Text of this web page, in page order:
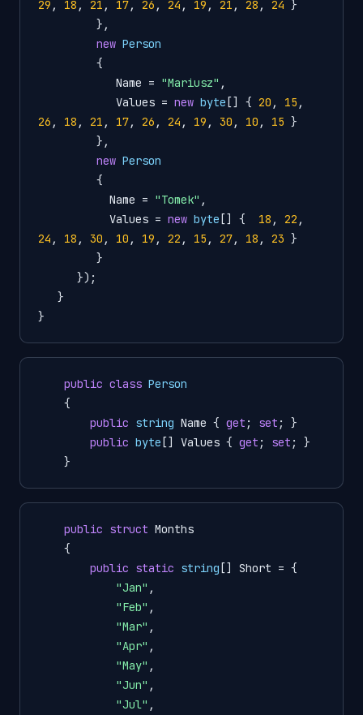
29 , 18 , 21 , 17, 26 , 24 , 19 , 21 , 28 , 24 }
new Person
            Name =
"Mariusz" ,
            Values =
new byte [] { 20 , 15
26 , 18 , 21 , 17, 26 , 24 , 19 , 30 , 10 , 15 }
new Person
           Name =
"Tomek" ,
           Values =
new byte [] { 18 , 22
24 , 18 , 30 , 10 , 19 , 22 , 15 , 27, 18 , 23 }
}
public class Person
public string Name { get ; set ; }
public byte [] Values { get ; set ; }
    }
public struct Months
public static string [] Short = {
"Jan" ,
"Feb" ,
"Mar" ,
"Apr" ,
"May" ,
"Jun" ,
"Jul" ,